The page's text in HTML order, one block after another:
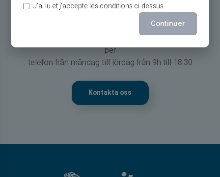
riktiga människor, inte bots
Kundtjänst på engelska till din tjänst med biljett 24/24,
per
telefon från måndag till lördag från 9h till 18.30
Kontakta oss
J’ai lu et j’accepte les conditions ci-dessus.
Continuer